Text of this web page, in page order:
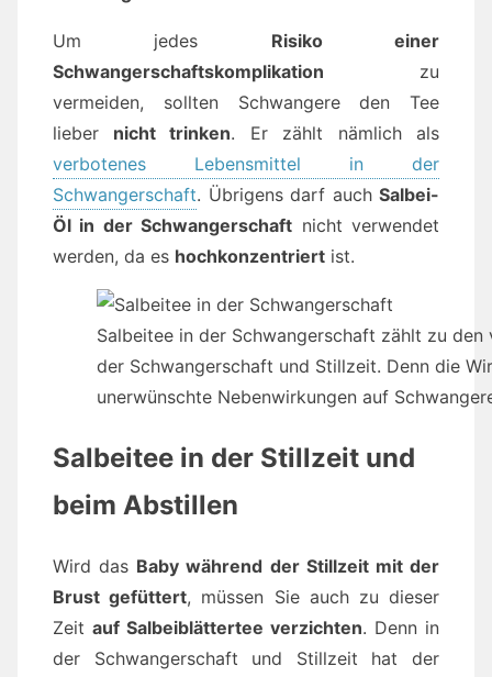
Um jedes Risiko einer
Schwangerschaftskomplikation zu
vermeiden, sollten Schwangere den Tee
lieber nicht trinken. Er zählt nämlich als
verbotenes Lebensmittel in der
Schwangerschaft. Übrigens darf auch Salbei-
Öl in der Schwangerschaft nicht verwendet
werden, da es hochkonzentriert ist.
Salbeitee in der Schwangerschaft zählt zu
der Schwangerschaft und Stillzeit. Denn die
unerwünschte Nebenwirkungen auf
Salbeitee in der Stillzeit und
beim Abstillen
Wird das Baby während der Stillzeit mit der
Brust gefüttert, müssen Sie auch zu dieser
Zeit auf Salbeiblättertee verzichten. Denn in
der Schwangerschaft und Stillzeit hat der